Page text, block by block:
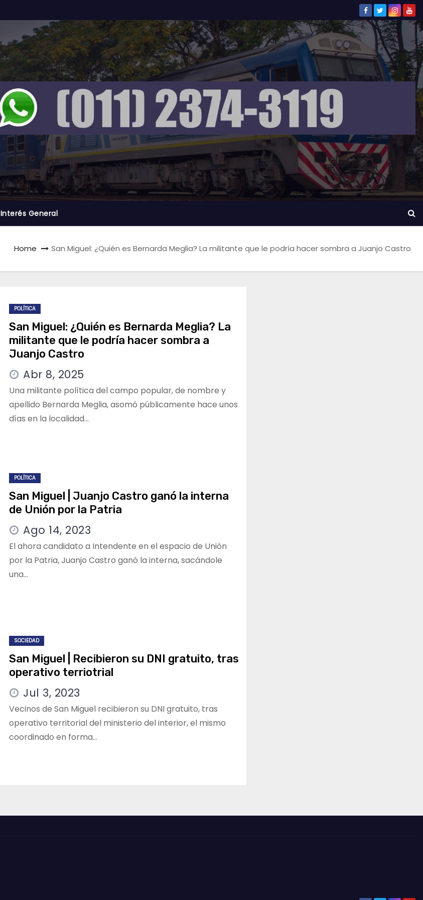
Interés General
Home San Miguel: ¿Quién es Bernarda Meglia? La militante que le podría hacer sombra a Juanjo Castro
POLÍTICA
San Miguel: ¿Quién es Bernarda Meglia? La
militante que le podría hacer sombra a
Juanjo Castro
Abr 8, 2025
Una militante política del campo popular, de nombre y
apellido Bernarda Meglia, asomó públicamente hace unos
días en la localidad…
POLÍTICA
San Miguel | Juanjo Castro ganó la interna
de Unión por la Patria
Ago 14, 2023
El ahora candidato a Intendente en el espacio de Unión
por la Patria, Juanjo Castro ganó la interna, sacándole
una…
SOCIEDAD
San Miguel | Recibieron su DNI gratuito, tras
operativo terriotrial
Jul 3, 2023
Vecinos de San Miguel recibieron su DNI gratuito, tras
operativo territorial del ministerio del interior, el mismo
coordinado en forma…